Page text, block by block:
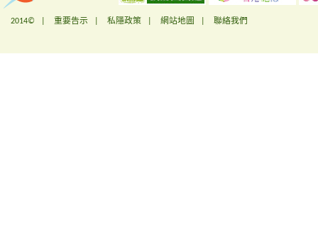
2014© | 重要告示 私隱政策 網站地圖 聯絡我們